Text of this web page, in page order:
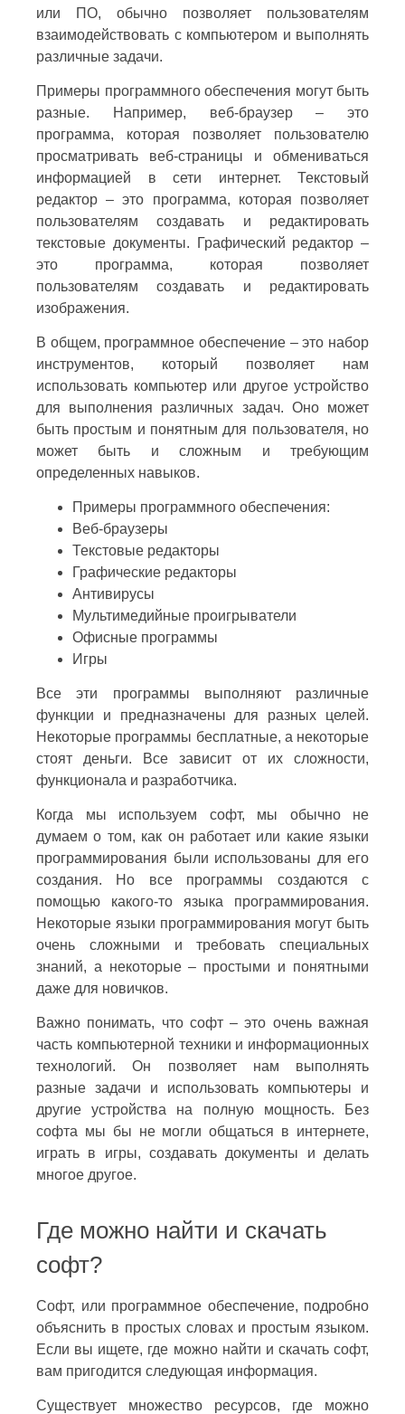
или ПО, обычно позволяет пользователям
взаимодействовать с компьютером и выполнять
различные задачи.
Примеры программного обеспечения могут быть
разные. Например, веб-браузер – это
программа, которая позволяет пользователю
просматривать веб-страницы и обмениваться
информацией в сети интернет. Текстовый
редактор – это программа, которая позволяет
пользователям создавать и редактировать
текстовые документы. Графический редактор –
это программа, которая позволяет
пользователям создавать и редактировать
изображения.
В общем, программное обеспечение – это набор
инструментов, который позволяет нам
использовать компьютер или другое устройство
для выполнения различных задач. Оно может
быть простым и понятным для пользователя, но
может быть и сложным и требующим
определенных навыков.
Примеры программного обеспечения:
Веб-браузеры
Текстовые редакторы
Графические редакторы
Антивирусы
Мультимедийные проигрыватели
Офисные программы
Игры
Все эти программы выполняют различные
функции и предназначены для разных целей.
Некоторые программы бесплатные, а некоторые
стоят деньги. Все зависит от их сложности,
функционала и разработчика.
Когда мы используем софт, мы обычно не
думаем о том, как он работает или какие языки
программирования были использованы для его
создания. Но все программы создаются с
помощью какого-то языка программирования.
Некоторые языки программирования могут быть
очень сложными и требовать специальных
знаний, а некоторые – простыми и понятными
даже для новичков.
Важно понимать, что софт – это очень важная
часть компьютерной техники и информационных
технологий. Он позволяет нам выполнять
разные задачи и использовать компьютеры и
другие устройства на полную мощность. Без
софта мы бы не могли общаться в интернете,
играть в игры, создавать документы и делать
многое другое.
Где можно найти и скачать
софт?
Софт, или программное обеспечение, подробно
объяснить в простых словах и простым языком.
Если вы ищете, где можно найти и скачать софт,
вам пригодится следующая информация.
Существует множество ресурсов, где можно